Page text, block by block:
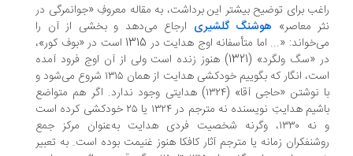
برای توضیح بیشتر این برداشت، به مقاله معروفِ «جوانمرگی در
معاصر»هوشنگ گلشیریارجاع می‌دهد و بخشی از آن را
می‌خواند: «... اما متأسفانه اوج هدایت در 1315 است در «بوف کور»،
در «سگ ولگرد» (1321) هنوز زنده است ولی از آن اوج فرود آمده
است، انگار که بگوییم خودکشی هدایت از همان ۱۳۱۵ شروع می‌شود و
با نوشتن «حاجی آقا» (۱۳۲۴) هدایتی وجود ندارد. اگر هم متواضع
باشیم هدایتِ نویسنده نه مترجم در ۱۳۲۴ یا ۲۵ خودکشی کرده است
و نه ۱۳۳۰، وگرنه شخصیت فردی هدایت به‌عنوان مرکز جمع
زمانه یا مترجم آثار کافکا هنوز غنیمت بوده است. به تعبیر